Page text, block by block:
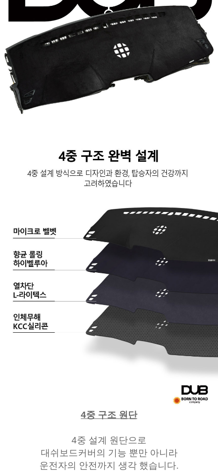
4중 구조 원단
4중 설계 원단으로
대쉬보드커버의 기능 뿐만 아니라
운전자의 안전까지 생각 했습니다.